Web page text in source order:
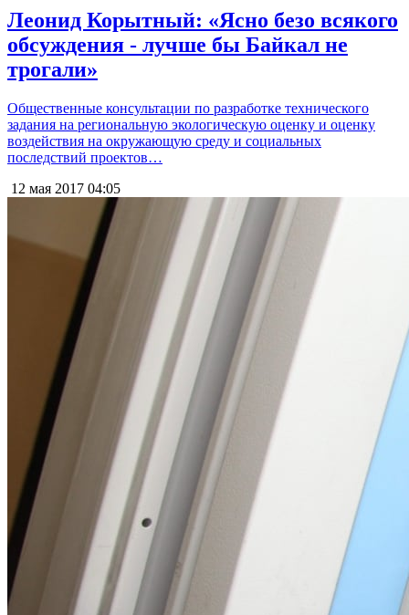
Леонид Корытный: «Ясно безо всякого
обсуждения - лучше бы Байкал не
трогали»
Общественные консультации по разработке технического
задания на региональную экологическую оценку и оценку
воздействия на окружающую среду и социальных
последствий проектов…
12 мая 2017 04:05